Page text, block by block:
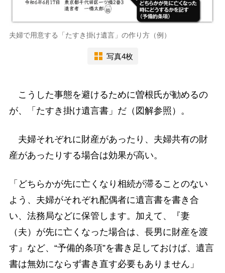
夫婦で用意する「たすき掛け遺言」の作り方（例）
写真4枚
こうした事態を避けるために曽根氏が勧めるの
が、「たすき掛け遺言書」だ（図解参照）。
夫婦それぞれに財産があったり、夫婦共有の財
産があったりする場合は効果が高い。
「どちらかが先に亡くなり相続が滞ることのない
よう、夫婦がそれぞれ配偶者に遺言書を書き合
い、法務局などに保管します。加えて、『妻
（夫）が先に亡くなった場合は、長男に財産を渡
す』など、“予備的条項”を書き足しておけば、遺言
書は無効にならず書き直す必要もありません」